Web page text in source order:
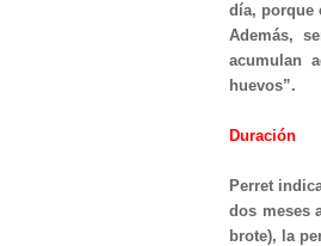
día, porque
Además,
acumulan
huevos”.
Duración
Perret
dos meses
brote), la